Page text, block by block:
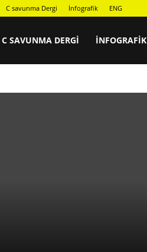
C savunma Dergi İnfografik ENG
C SAVUNMA DERGI İNFOGRAFIK